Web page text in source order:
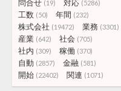
問合せ (19) 対応 (5286)
工数 (50) 年間 (232)
株式会社 (19472) 業務 (3301)
産業 (642) 社会 (705)
社内 (309) 稼働 (370)
自動 (2857) 金融 (581)
開始 (22402) 関連 (1071)